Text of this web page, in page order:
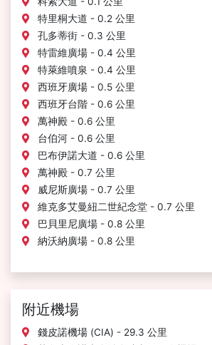
特里桐大道 - 0.2 公里
孔多蒂街 - 0.3 公里
特雷維廣場 - 0.4 公里
特萊維噴泉 - 0.4 公里
西班牙廣場 - 0.5 公里
西班牙台階 - 0.6 公里
萬神殿 - 0.6 公里
台伯河 - 0.6 公里
巴布伊諾大道 - 0.6 公里
萬神殿 - 0.7 公里
威尼斯廣場 - 0.7 公里
維克多艾曼紐二世紀念堂 - 0.7 公里
巴貝里尼廣場 - 0.8 公里
納沃納廣場 - 0.8 公里
附近機場
錢皮諾機場 (CIA) - 29.3 公里